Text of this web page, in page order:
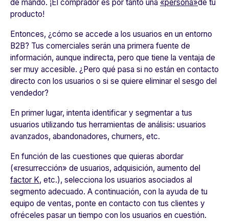
de mando. ¡El comprador es por tanto una «persona»de tu
producto!
Entonces, ¿cómo se accede a los usuarios en un entorno
B2B? Tus comerciales serán una primera fuente de
información, aunque indirecta, pero que tiene la ventaja de
ser muy accesible. ¿Pero qué pasa si no están en contacto
directo con los usuarios o si se quiere eliminar el sesgo del
vendedor?
En primer lugar, intenta identificar y segmentar a tus
usuarios utilizando tus herramientas de análisis: usuarios
avanzados, abandonadores, churners, etc.
En función de las cuestiones que quieras abordar
(«resurrección» de usuarios, adquisición, aumento del
factor K, etc.), selecciona los usuarios asociados al
segmento adecuado. A continuación, con la ayuda de tu
equipo de ventas, ponte en contacto con tus clientes y
ofréceles pasar un tiempo con los usuarios en cuestión.